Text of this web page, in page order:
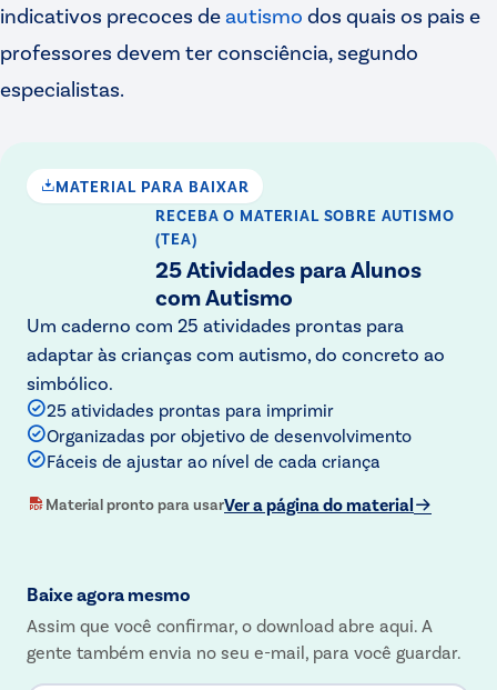
indicativos precoces deautismo dos quais os pais e
professores devem ter consciência, segundo
especialistas.
MATERIAL PARA BAIXAR
RECEBA O MATERIAL SOBRE AUTISMO
(TEA)
25 Atividades para Alunos
com Autismo
Um caderno com 25 atividades prontas para
adaptar às crianças com autismo, do concreto ao
simbólico.
25 atividades prontas para imprimir
Organizadas por objetivo de desenvolvimento
Fáceis de ajustar ao nível de cada criança
Material pronto para usarVer a página do material
Baixe agora mesmo
Assim que você confirmar, o download abre aqui. A
gente também envia no seu e-mail, para você guardar.